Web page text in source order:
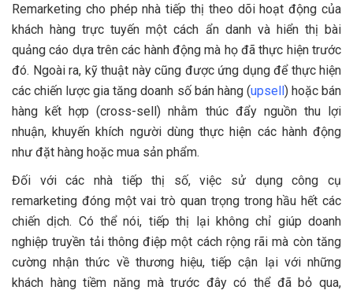
Remarketing cho phép nhà tiếp thị theo dõi hoạt động của
khách hàng trực tuyến một cách ẩn danh và hiển thị bài
quảng cáo dựa trên các hành động mà họ đã thực hiện trước
đó. Ngoài ra, kỹ thuật này cũng được ứng dụng để thực hiện
các chiến lược gia tăng doanh số bán hàng (upsell) hoặc bán
hàng kết hợp (cross-sell) nhằm thúc đẩy nguồn thu lợi
nhuận, khuyến khích người dùng thực hiện các hành động
như đặt hàng hoặc mua sản phẩm.
Đối với các nhà tiếp thị số, việc sử dụng công cụ
remarketing đóng một vai trò quan trọng trong hầu hết các
chiến dịch. Có thể nói, tiếp thị lại không chỉ giúp doanh
nghiệp truyền tải thông điệp một cách rộng rãi mà còn tăng
cường nhận thức về thương hiệu, tiếp cận lại với những
khách hàng tiềm năng mà trước đây có thể đã bỏ qua,